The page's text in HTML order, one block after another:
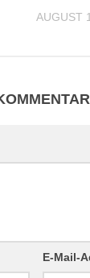
AUGUST
E-Mail-